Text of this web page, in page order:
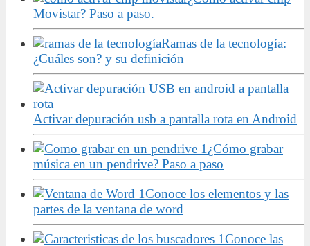
Movistar? Paso a paso.
Ramas de la tecnología:
¿Cuáles son? y su definición
Activar depuración usb a pantalla rota en Android
¿Cómo grabar
música en un pendrive? Paso a paso
Conoce los elementos y las
partes de la ventana de word
Conoce las